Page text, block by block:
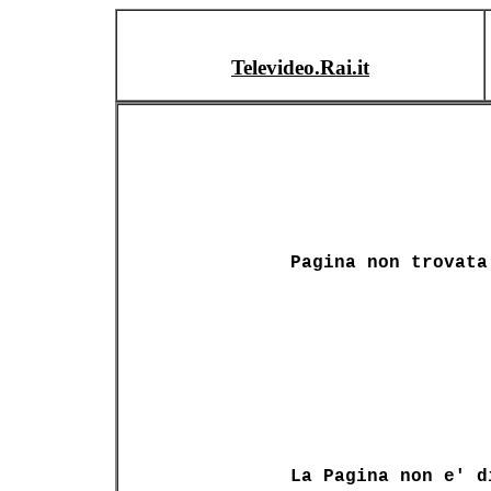
Televideo.Rai.it
Pagina non trovata
La Pagina non e'